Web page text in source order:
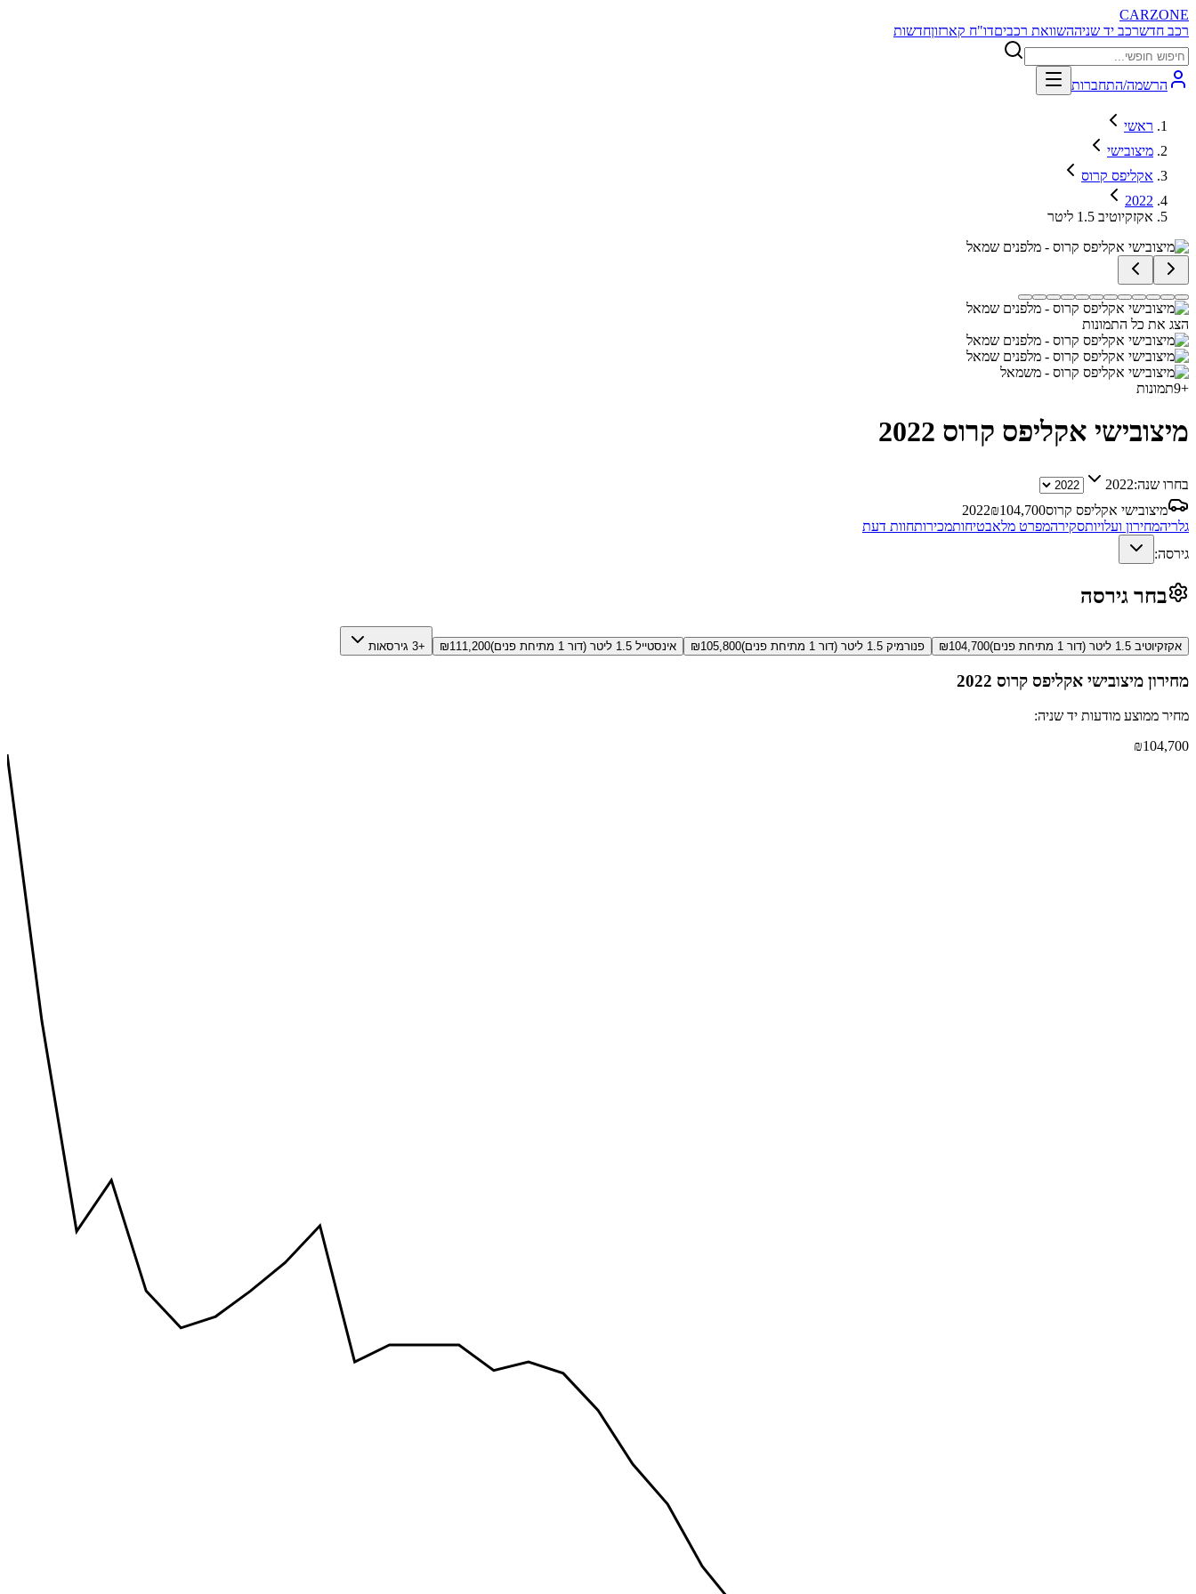
CARZONE
רכב חדשרכב יד שניההשוואת רכביםדו"ח קארזוןחדשות
הרשמה/התחברות
ראשי
מיצובישי
אקליפס קרוס
2022
אקזקיוטיב 1.5 ליטר
הצג את כל התמונות
+
9תמונות
מיצובישי אקליפס קרוס 2022
בחרו שנה:2022
מיצובישי אקליפס קרוס
2022₪104,700
גלריהמחירון ועלויותסקירהמפרט מלאבטיחותמכירותחוות דעת
גירסה:
בחר גירסה
אקזקיוטיב 1.5 ליטר (דור 1 מתיחת פנים) ₪104,700 פנורמיק 1.5 ליטר (דור 1 מתיחת פנים) ₪105,800 אינסטייל 1.5 ליטר (דור 1 מתיחת פנים) ₪111,200 +3 גירסאות
מחירון מיצובישי אקליפס קרוס 2022
מחיר ממוצע מודעות יד שניה:
₪104,700